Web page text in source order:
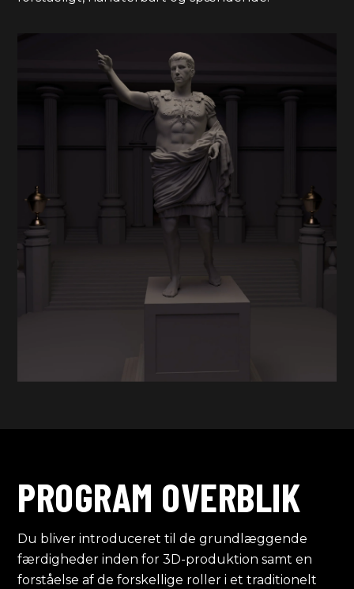
PROGRAM OVERBLIK
Du bliver introduceret til de grundlæggende
færdigheder inden for 3D-produktion samt en
forståelse af de forskellige roller i et traditionelt